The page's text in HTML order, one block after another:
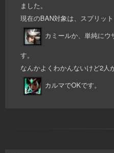
ました。
現在のBAN対象は、スプリッ
カミールか、単純にウ
す。
なんかよくわかんないけど2人
カルマでOKです。